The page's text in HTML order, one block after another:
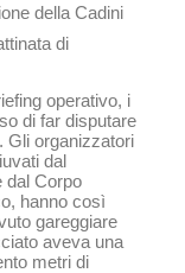
della Cadini
di
operativo, i
di far disputare
Gli organizzatori
dal
dal Corpo
hanno così
gareggiare
aveva una
metri di